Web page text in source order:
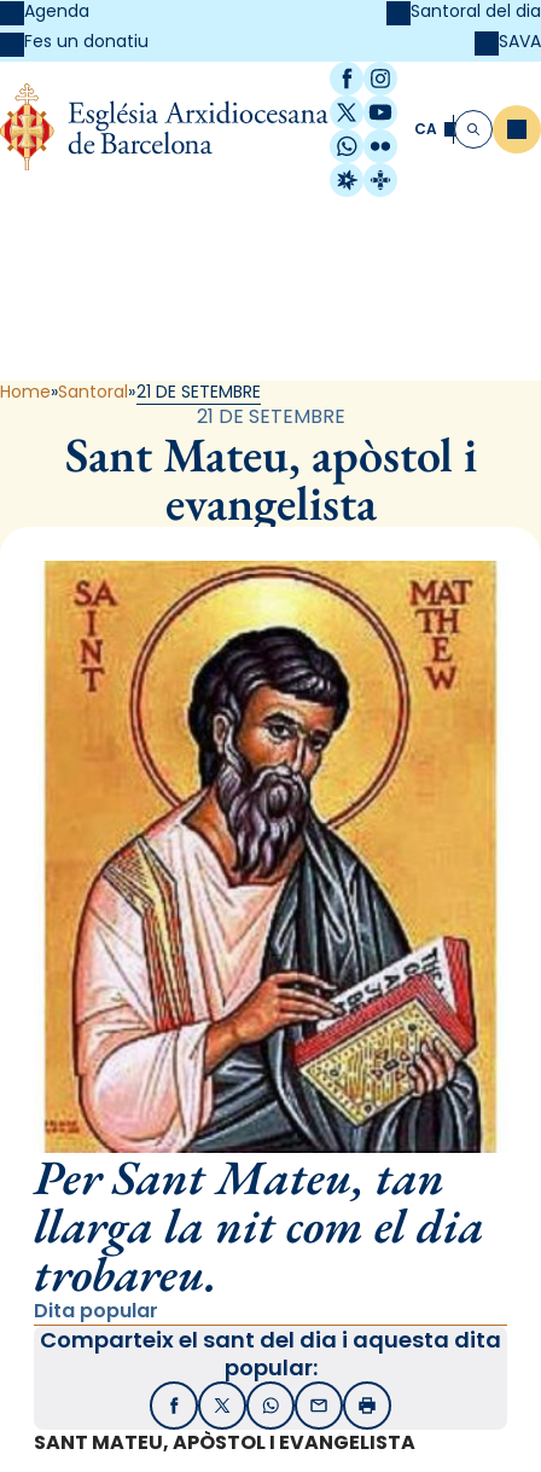
Agenda
Fes un donatiu
Santoral del dia
SAVA
Facebook
Instagram
X / Twitter
YouTube
WhatsApp
Flickr
Radio Estel
Catalunya
CA Cerca
Home Santoral 21 DE SETEMBRE
21 DE SETEMBRE
Sant Mateu, apòstol i
evangelista
Per Sant Mateu, tan
llarga la nit com el dia
trobareu.
Dita popular
Comparteix el sant del dia i aquesta dita
popular:
FacebookX / TwitterWhatsApp
EmailImprimir
SANT MATEU, APÒSTOL I EVANGELISTA